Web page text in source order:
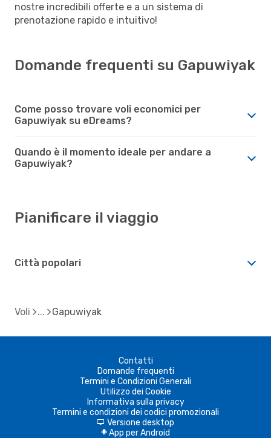
nostre incredibili offerte e a un sistema di
prenotazione rapido e intuitivo!
Domande frequenti su Gapuwiyak
Come posso trovare voli economici per
Gapuwiyak su eDreams?
Quando è il momento ideale per andare a
Gapuwiyak?
Pianificare il viaggio
Città popolari
Voli Gapuwiyak
Contatti
Domande frequenti
Termini e Condizioni Generali
Utilizzo dei Cookie
Informativa sulla privacy
Termini e condizioni dei codici promozionali
d Versione desktop
A App per Android